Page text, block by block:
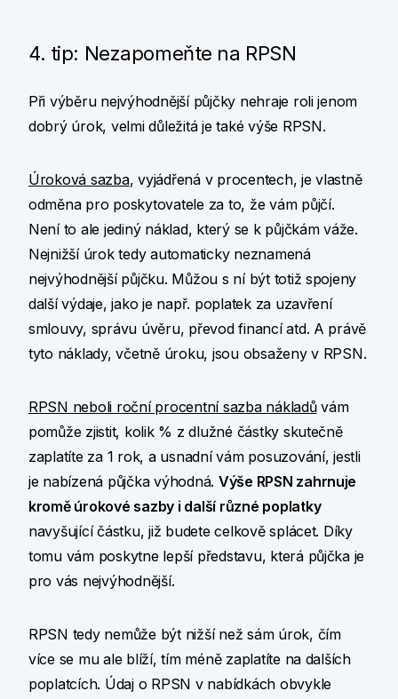
4. tip: Nezapomeňte na RPSN
Při výběru nejvýhodnější půjčky nehraje roli jenom
dobrý úrok, velmi důležitá je také výše RPSN.
Úroková sazba, vyjádřená v procentech, je vlastně
odměna pro poskytovatele za to, že vám půjčí.
Není to ale jediný náklad, který se k půjčkám váže.
Nejnižší úrok tedy automaticky neznamená
nejvýhodnější půjčku. Můžou s ní být totiž spojeny
další výdaje, jako je např. poplatek za uzavření
smlouvy, správu úvěru, převod financí atd. A právě
tyto náklady, včetně úroku, jsou obsaženy v RPSN.
RPSN neboli roční procentní sazba nákladůvám
pomůže zjistit, kolik % z dlužné částky skutečně
zaplatíte za 1 rok, a usnadní vám posuzování, jestli
je nabízená půjčka výhodná. Výše RPSN zahrnuje
kromě úrokové sazby i další různé poplatky
navyšující částku, již budete celkově splácet. Díky
tomu vám poskytne lepší představu, která půjčka je
pro vás nejvýhodnější.
RPSN tedy nemůže být nižší než sám úrok, čím
více se mu ale blíží, tím méně zaplatíte na dalších
poplatcích. Údaj o RPSN v nabídkách obvykle